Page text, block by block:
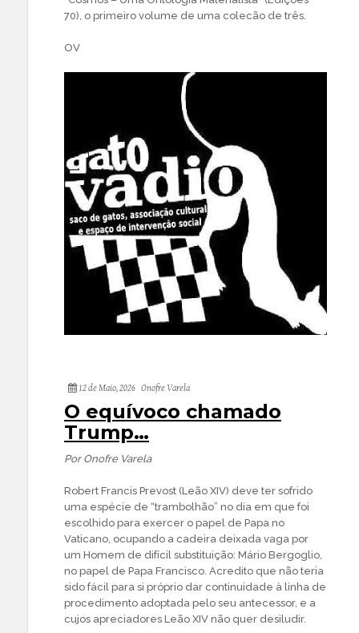
70), o primeiro volume de uma colecão de três.
OV
12 de Maio, 2026 Onofre Varela
O equívoco chamado
Trump…
Por Onofre Varela
Robert Francis Prevost (Leão XIV) deve ter sofrido
uma espécie de “trambolhão” no dia em que foi
escolhido para exercer o papel de Papa no
Vaticano, ocupando a cadeira deixada vaga por
um Homem de difícil substituição: Mário Bergoglio,
no papel de Papa Francisco. Acredito que não teria
sido fácil para si próprio dar continuidade à linha de
procedimento adoptada pelo seu antecessor, e a
cujos apreciadores Leão XIV não quer desiludir.